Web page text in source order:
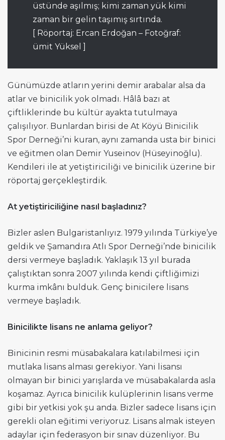
üstünde aşılmış; kimi zaman yük kimi
zaman bir gelin taşımış sırtında.
[ Röportaj: Ercan Erdoğan – Fotoğraf:
ümit Yüksel ]
Günümüzde atların yerini demir arabalar alsa da
atlar ve binicilik yok olmadı. Hâlâ bazı at
çiftliklerinde bu kültür ayakta tutulmaya
çalışılıyor. Bunlardan birisi de At Köyü Binicilik
Spor Derneği’ni kuran, aynı zamanda usta bir binici
ve eğitmen olan Demir Yuseinov (Hüseyinoğlu).
Kendileri ile at yetiştiriciliği ve binicilik üzerine bir
röportaj gerçekleştirdik.
At yetiştiriciliğine nasıl başladınız?
Bizler aslen Bulgaristanlıyız. 1979 yılında Türkiye’ye
geldik ve Şamandıra Atlı Spor Derneği’nde binicilik
dersi vermeye başladık. Yaklaşık 13 yıl burada
çalıştıktan sonra 2007 yılında kendi çiftliğimizi
kurma imkânı bulduk. Genç binicilere lisans
vermeye başladık.
Binicilikte lisans ne anlama geliyor?
Binicinin resmi müsabakalara katılabilmesi için
mutlaka lisans alması gerekiyor. Yani lisansı
olmayan bir binici yarışlarda ve müsabakalarda asla
koşamaz. Ayrıca binicilik kulüplerinin lisans verme
gibi bir yetkisi yok şu anda. Bizler sadece lisans için
gerekli olan eğitimi veriyoruz. Lisans almak isteyen
adaylar için federasyon bir sınav düzenliyor. Bu